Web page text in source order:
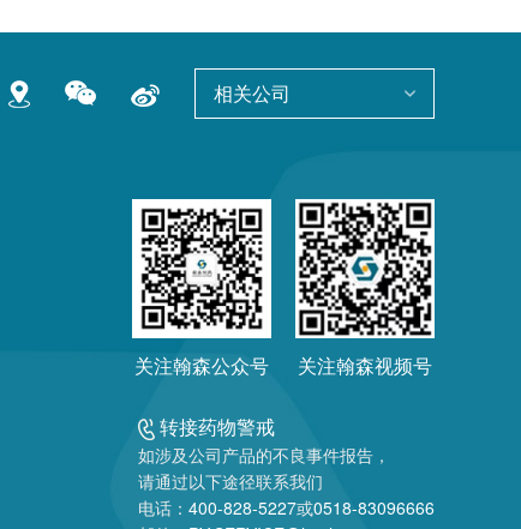
相关公司
关注翰森公众号 关注翰森视频号
转接药物警戒
如涉及公司产品的不良事件报告，
请通过以下途径联系我们
电话： 400-828-5227或0518-83096666